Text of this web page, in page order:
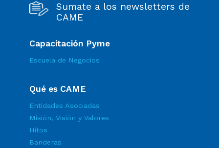
Sumate a los newsletters de
CAME
Capacitación Pyme
Escuela de Negocios
Qué es CAME
Entidades Asociadas
Misión, Visión y Valores
Hitos
Banderas